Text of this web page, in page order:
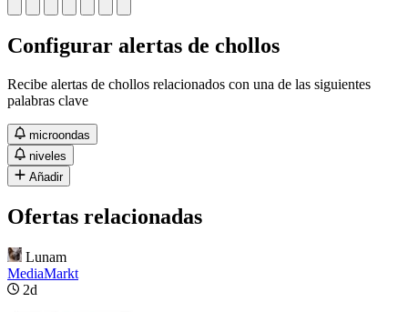
Configurar alertas de chollos
Recibe alertas de chollos relacionados con una de las siguientes
palabras clave
microondas
niveles
Añadir
Ofertas relacionadas
Lunam
MediaMarkt
2d